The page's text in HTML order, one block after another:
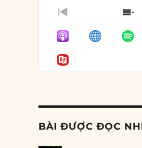
và nhanh chóng bị trộm”
04/08/2026
Tại sao Trung Quốc phủ
Ngoại trưởng Nhật Bản?
04/08/2026
03/08/2026
Đặt cược vào thất bại: Các
PREVIOUS
EPISODE
BÀI ĐƯỢC ĐỌC